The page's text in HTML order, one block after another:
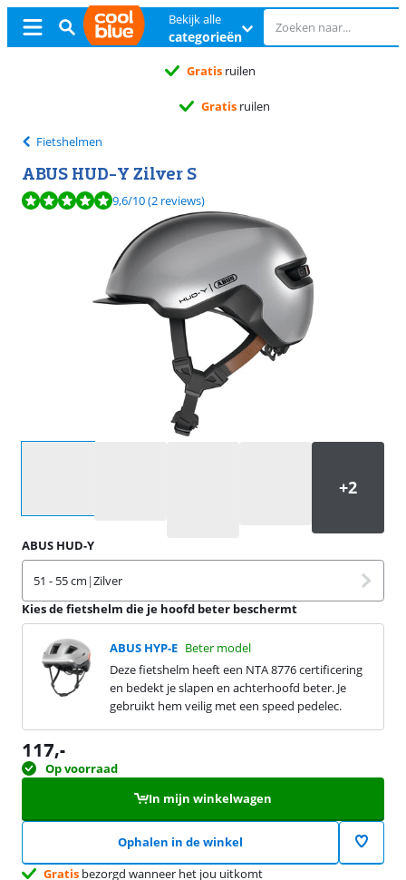
Bekijk alle
categorieën
Gratis ruilen
Gratis ruilen
Fietshelmen
ABUS HUD-Y Zilver S
Beoordeling is 9,6 van de 10, gebaseerd op 2 reviews.
9,6/10(2 reviews)
ABUS HUD-Y
51 - 55 cm |Zilver
Kies de fietshelm die je hoofd beter beschermt
ABUS HYP-E Beter model
Deze fietshelm heeft een NTA 8776 certificering
en bedekt je slapen en achterhoofd beter. Je
gebruikt hem veilig met een speed pedelec.
117,-
Op voorraad
In mijn winkelwagen
Ophalen in de winkel
Gratis bezorgd wanneer het jou uitkomt